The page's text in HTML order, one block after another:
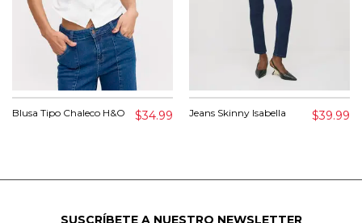
Blusa Tipo Chaleco H&O $34.99 Jeans Skinny Isabella $39.99
SUSCRÍBETE A NUESTRO NEWSLETTER